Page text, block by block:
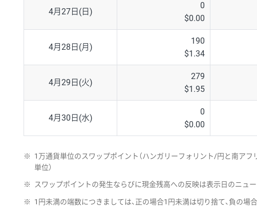
4月27日(日)
0
$0.00
4月28日(月)
190
$1.34
4月29日(火)
279
$1.95
4月30日(水)
0
$0.00
※
1万通貨単位のスワップポイント（ハンガリーフォリント/円と南ア
単位）
※ スワップポイントの発生ならびに現金残高への反映は表示日のニュ
※ 1円未満の端数につきましては、正の場合1円未満は切り捨て、負の場